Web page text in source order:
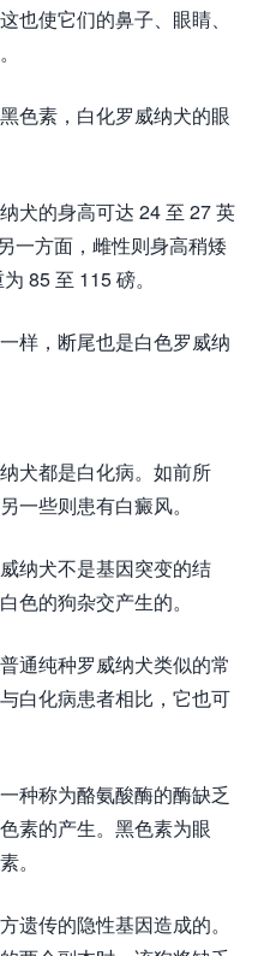
也使它们的鼻子、眼睛、
色素，白化罗威纳犬的眼
犬的身高可达 24 至 27 英
一方面，雌性则身高稍矮
85 至 115 磅。
样，断尾也是白色罗威纳
犬都是白化病。如前所
一些则患有白癜风。
纳犬不是基因突变的结
色的狗杂交产生的。
通纯种罗威纳犬类似的常
白化病患者相比，它也可
种称为酪氨酸酶的酶缺乏
素的产生。黑色素为眼
。
遗传的隐性基因造成的。